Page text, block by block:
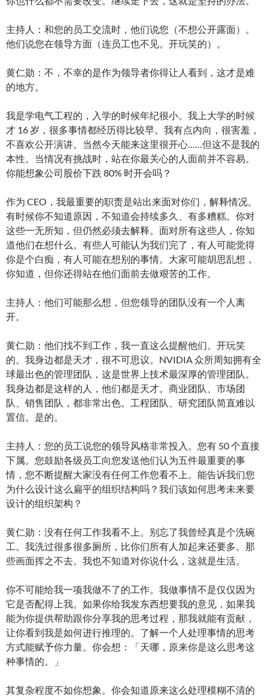
主持人：和您的员工交流时，他们说您（不想公开露面）。
他们说您在领导方面（连员工也不见。开玩笑的）。
黄仁勋：不，不幸的是作为领导者你得让人看到，这才是难
的地方。
我是学电气工程的，入学的时候年纪很小。我上大学的时候
才 16 岁，很多事情都经历得比较早。我有点内向，很害羞，
不喜欢公开演讲。当然今天能来这里很开心……但这不是我的
本性。当情况有挑战时，站在你最关心的人面前并不容易。
你能想象公司股价下跌 80% 时开会吗？
作为 CEO，我最重要的职责是站出来面对你们，解释情况。
有时候你不知道原因，不知道会持续多久、有多糟糕。你对
这些一无所知，但仍然必须去解释。面对所有这些人，你知
道他们在想什么。有些人可能认为我们完了，有人可能觉得
你是个白痴，有人可能在想别的事情。大家可能胡思乱想，
你知道，但你还得站在他们面前去做艰苦的工作。
主持人：他们可能那么想，但您领导的团队没有一个人离
开。
黄仁勋：他们找不到工作，我一直这么提醒他们。开玩笑
的。我身边都是天才，很不可思议。NVIDIA 众所周知拥有全
球最出色的管理团队，这是世界上技术最深厚的管理团队。
我身边都是这样的人，他们都是天才。商业团队、市场团
队、销售团队，都非常出色。工程团队、研究团队简直难以
置信。是的。
主持人：您的员工说您的领导风格非常投入。您有 50 个直接
下属。您鼓励各级员工向您发送他们认为五件最重要的事
情，您不断提醒大家没有任何工作您看不上。能告诉我们您
为什么设计这么扁平的组织结构吗？我们该如何思考未来要
设计的组织架构？
黄仁勋：没有任何工作我看不上。别忘了我曾经真是个洗碗
工。我洗过很多很多厕所，比你们所有人加起来还要多。那
些画面挥之不去。我也不知道对你说什么，这就是生活。
你不可能给我一项我做不了的工作。我做事情不是仅仅因为
它是否配得上我。如果你给我发东西想要我的意见，如果我
能为你提供帮助跟你分享我的思考过程，那我就能有贡献，
让你看到我是如何进行推理的。了解一个人处理事情的思考
方式能赋予你力量。你会想：「天哪，原来你是这么思考这
种事情的。」
其复杂程度不如你想象。你会知道原来这么处理模糊不清的